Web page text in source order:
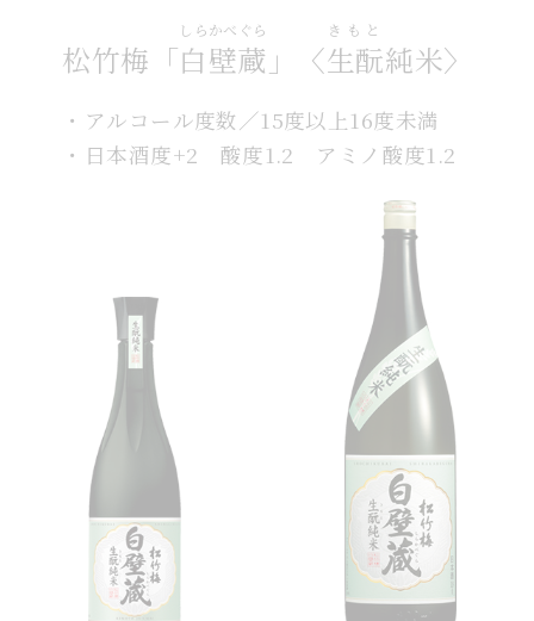
松竹梅「白壁蔵
しらかべぐら
」〈生酛
きもと
純米〉
・アルコール度数／15度以上16度未満
・日本酒度+2 酸度1.2 アミノ酸度1.2